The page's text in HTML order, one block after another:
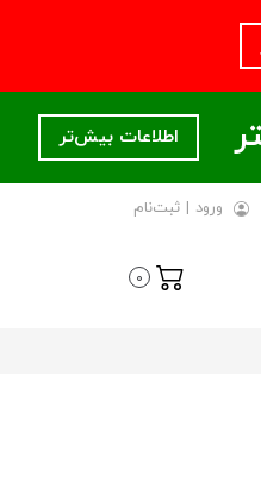
اطلاعات بیش‌تر
ورود | ثبت‌نام
0